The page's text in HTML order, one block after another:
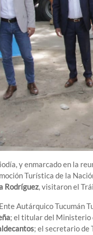
y enmarcado en la
Turística de la
Rodríguez, visitaron el
Autárquico Tucumán
; el titular del Ministerio
; el secretario de